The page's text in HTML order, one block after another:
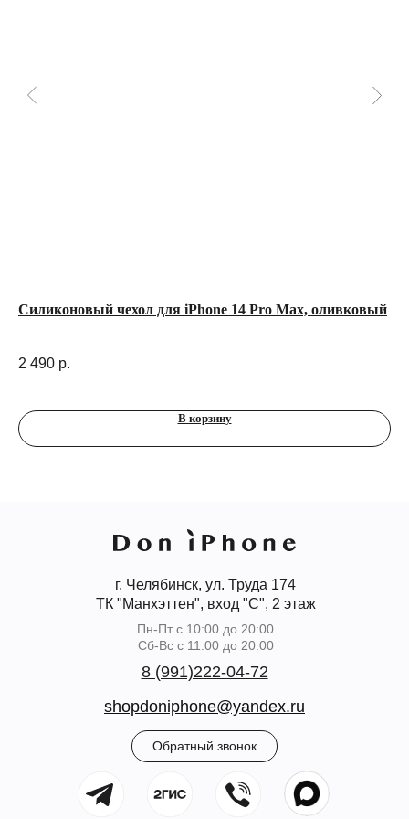
Силиконовый чехол для iPhone 14 Pro Max, оливковый
2 490 р.
В корзину
г. Челябинск, ул. Труда 174
ТК "Манхэттен", вход "С", 2 этаж
Пн-Пт с 10:00 до 20:00
Сб-Вс с 11:00 до 20:00
Обратный звонок
8 (991)222-04-72
shopdoniphone@yandex.ru